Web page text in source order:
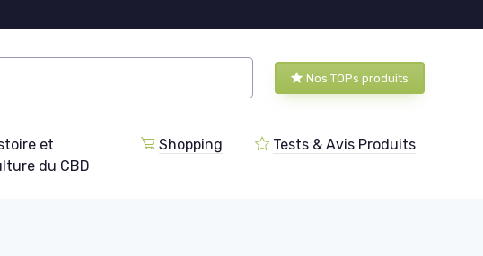
Nos TOPs produits
et
du CBD
Shopping Tests & Avis Produits